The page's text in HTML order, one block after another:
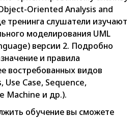
Oriented Analysis and
тренинга слушатели изучают
моделирования UML
версии 2. Подробно
и правила
востребованных видов
Use Case, Sequence,
Machine и др.).
обучение вы сможете